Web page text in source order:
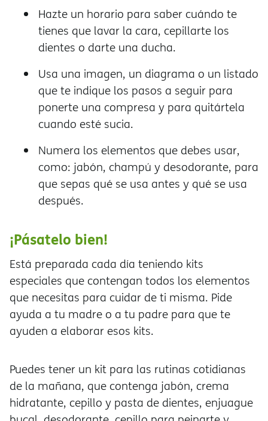
Hazte un horario para saber cuándo te
tienes que lavar la cara, cepillarte los
dientes o darte una ducha.
Usa una imagen, un diagrama o un listado
que te indique los pasos a seguir para
ponerte una compresa y para quitártela
cuando esté sucia.
Numera los elementos que debes usar,
como: jabón, champú y desodorante, para
que sepas qué se usa antes y qué se usa
después.
¡Pásatelo bien!
Está preparada cada día teniendo kits
especiales que contengan todos los elementos
que necesitas para cuidar de ti misma. Pide
ayuda a tu madre o a tu padre para que te
ayuden a elaborar esos kits.
Puedes tener un kit para las rutinas cotidianas
de la mañana, que contenga jabón, crema
hidratante, cepillo y pasta de dientes, enjuague